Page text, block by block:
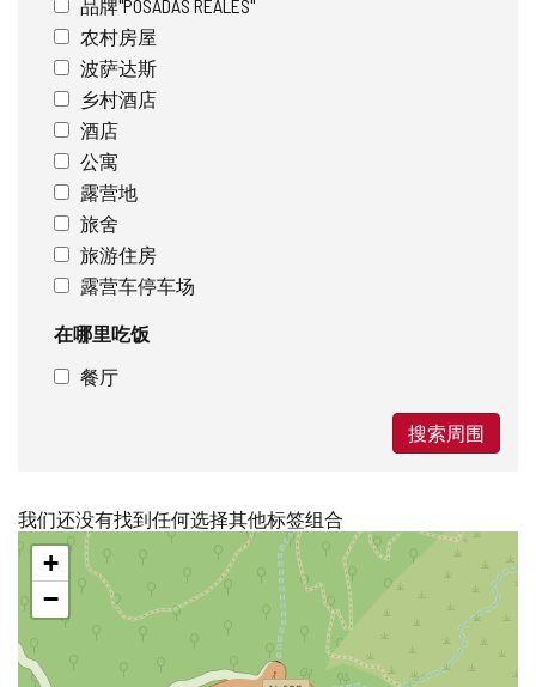
品牌"POSADAS REALES"
农村房屋
波萨达斯
乡村酒店
酒店
公寓
露营地
旅舍
旅游住房
露营车停车场
在哪里吃饭
餐厅
搜索周围
我们还没有找到任何选择其他标签组合
跳
地
图
+
−